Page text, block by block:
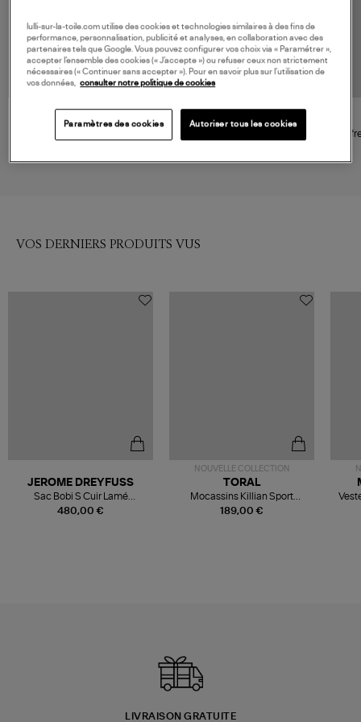
SERGE THORAVAL PASCALE MONVOISIN
VOS DERNIERS PRODUITS VUS
480,00 €
JEROME DREYFUSS
Sac Bobi S Cuir Lamé
Champagne
NOUVELLE COLLECTION
189,00 €
TORAL
Mocassins Killian Sport
Mousse
LIVRAISON GRATUITE
lulli-sur-la-toile.com utilise des cookies et technologies similaires à des fins de
performance, personnalisation, publicité et analyses, en collaboration avec des
partenaires tels que Google. Vous pouvez configurer vos choix via « Paramétrer »,
accepter l’ensemble des cookies (« J’accepte ») ou refuser ceux non strictement
nécessaires (« Continuer sans accepter »). Pour en savoir plus sur l’utilisation de
vos données,
consulter notre politique de cookies
Paramètres des cookies Autoriser tous les cookies